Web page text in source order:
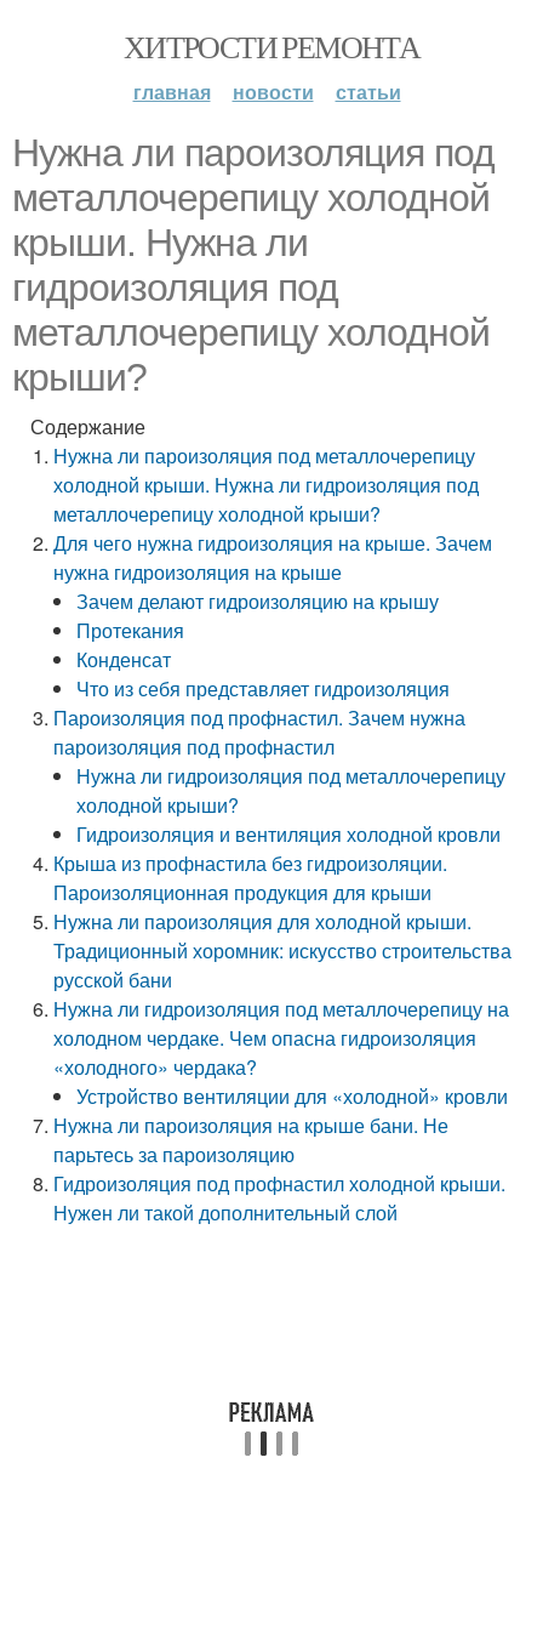
ХИТРОСТИ РЕМОНТА
главная новости статьи
Нужна ли пароизоляция под
металлочерепицу холодной
крыши. Нужна ли
гидроизоляция под
металлочерепицу холодной
крыши?
Содержание
Нужна ли пароизоляция под металлочерепицу
холодной крыши. Нужна ли гидроизоляция под
металлочерепицу холодной крыши?
Для чего нужна гидроизоляция на крыше. Зачем
нужна гидроизоляция на крыше
Зачем делают гидроизоляцию на крышу
Протекания
Конденсат
Что из себя представляет гидроизоляция
Пароизоляция под профнастил. Зачем нужна
пароизоляция под профнастил
Нужна ли гидроизоляция под металлочерепицу
холодной крыши?
Гидроизоляция и вентиляция холодной кровли
Крыша из профнастила без гидроизоляции.
Пароизоляционная продукция для крыши
Нужна ли пароизоляция для холодной крыши.
Традиционный хоромник: искусство строительства
русской бани
Нужна ли гидроизоляция под металлочерепицу на
холодном чердаке. Чем опасна гидроизоляция
«холодного» чердака?
Устройство вентиляции для «холодной» кровли
Нужна ли пароизоляция на крыше бани. Не
парьтесь за пароизоляцию
Гидроизоляция под профнастил холодной крыши.
Нужен ли такой дополнительный слой